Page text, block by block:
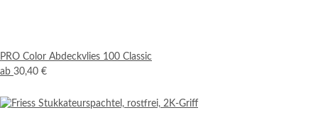
PRO Color Abdeckvlies 100 Classic
ab 30,40 €